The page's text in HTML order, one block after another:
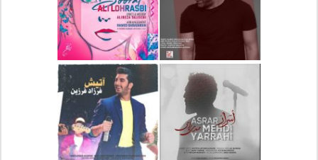
دانلود آهنگ جدید رضا
بهرام بنام نگار
دانلود آهنگ جدید علی
لهراسبی بنام صورت